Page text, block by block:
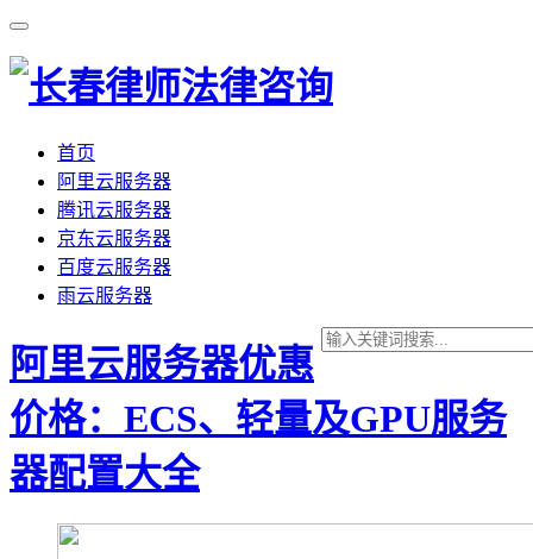
首页
阿里云服务器
腾讯云服务器
京东云服务器
百度云服务器
雨云服务器
阿里云服务器优惠
价格：ECS、轻量及GPU服务
器配置大全